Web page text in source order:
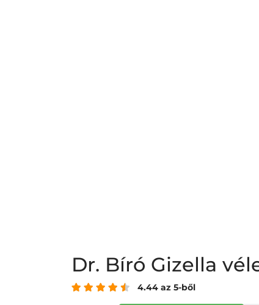
Dr. Bíró Gizella
4.44 az 5-ből